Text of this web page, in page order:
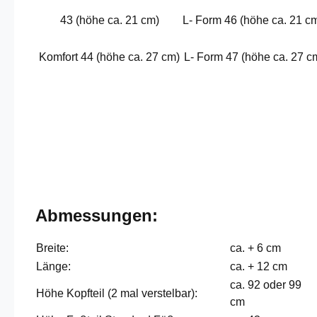
43 (höhe ca. 21 cm) L- Form 46 (höhe ca. 21
Komfort 44 (höhe ca. 27 cm) L- Form 47 (höhe ca. 27
Abmessungen:
Breite:
ca. + 6 cm
Länge:
ca. + 12 cm
Höhe Kopfteil (2 mal verstelbar):
ca. 92 oder 99
cm